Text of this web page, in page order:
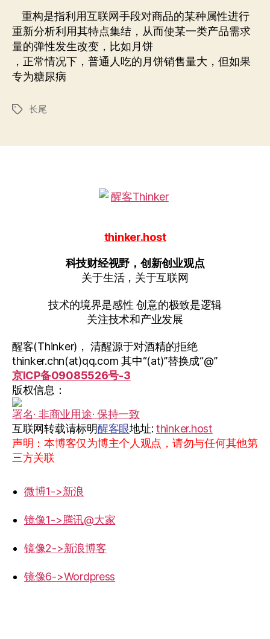
重构是指利用互联网手段对商品的某种属性进行
重新分析利用其特点集结，从而使某一类产品需求
量的弹性发生改变，比如月饼
，正常情况下，普通人吃的月饼销售量大，但如果
专为糖尿病
标
长尾
thinker.host
科技财经视野，创新创业观点
关于生活，关于互联网
技术的境界是感性 创意的极致是逻辑
关注技术和产业发展
醒客(Thinker)， 清醒源于对酒精的拒绝
thinker.chn(at)qq.com 其中“(at)”替换成“@”
京ICP备09085526号-3
版权信息：
署名· 非商业用途· 保持一致
互联网转载请标明醒客眼地址: thinker.host
声明：本博客仅为博主个人观点，请勿与任何其他第
三方关联
微博1->新浪
镜像1->腾讯@大家
镜像2->新浪博客
镜像6->Wordpress